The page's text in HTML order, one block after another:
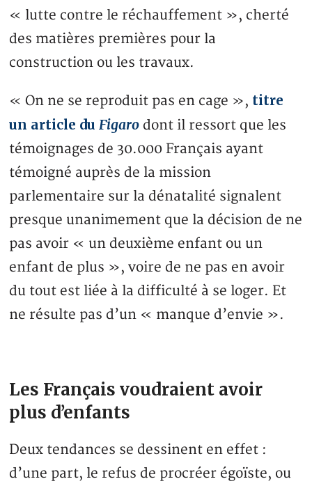
« lutte contre le réchauffement », cherté
des matières premières pour la
construction ou les travaux.
« On ne se reproduit pas en cage », titre
un article duFigaro dont il ressort que les
témoignages de 30.000 Français ayant
témoigné auprès de la mission
parlementaire sur la dénatalité signalent
presque unanimement que la décision de ne
pas avoir « un deuxième enfant ou un
enfant de plus », voire de ne pas en avoir
du tout est liée à la difficulté à se loger. Et
ne résulte pas d’un « manque d’envie ».
Les Français voudraient avoir
plus d’enfants
Deux tendances se dessinent en effet :
d’une part, le refus de procréer égoïste, ou